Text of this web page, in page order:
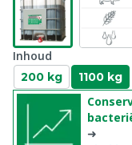
Inhoud
200 kg 1100 kg
➜